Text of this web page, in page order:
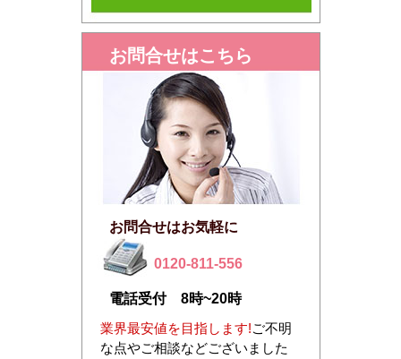
お問合せはこちら
お問合せはお気軽に
0120-811-556
電話受付 8時~20時
業界最安値を目指します!ご不明
な点やご相談などございました